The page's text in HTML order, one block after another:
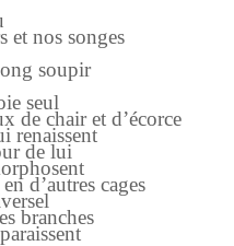
nos songes
seul
chair et d’écorce
renaissent
de lui
cages